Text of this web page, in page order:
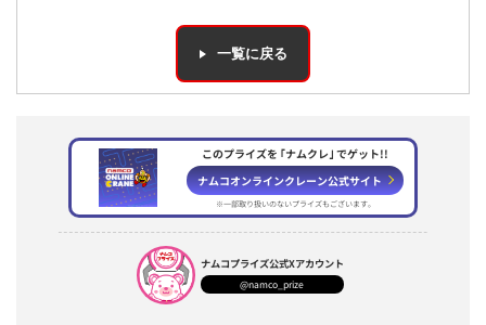
一覧に戻る
このプライズを ｢ナムクレ｣ でゲット!!
ナムコオンラインクレーン公式サイト
※一部取り扱いのないプライズもございます。
ナムコプライズ公式Xアカウント
@namco_prize